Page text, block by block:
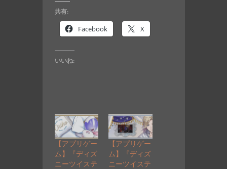
共有:
Facebook X
いいね:
【アプリゲー
ム】『ディズ
ニーツイステ
【アプリゲー
ム】『ディズ
ニーツイステ